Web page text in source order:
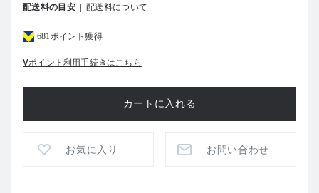
配送料の目安 配送料について
681ポイント獲得
Vポイント利用手続きはこちら
お気に入り お問い合わせ